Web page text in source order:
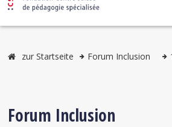
zur Startseite Forum Inclusion
Forum Inclusion